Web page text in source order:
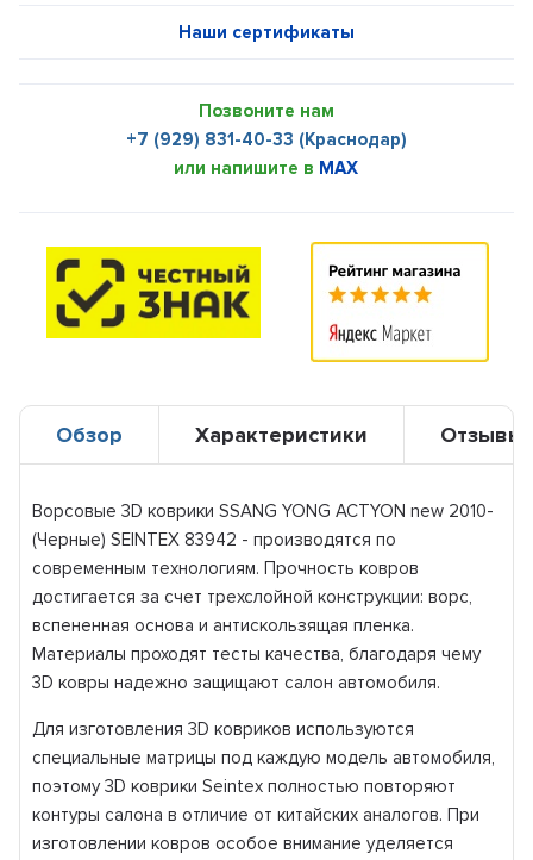
Наши сертификаты
Позвоните нам
+7 (929) 831-40-33 (Краснодар)
или напишите в MAX
Обзор Характеристики Отзывы
Ворсовые 3D коврики SSANG YONG ACTYON new 2010-
(Черные) SEINTEX 83942 - производятся по
современным технологиям. Прочность ковров
достигается за счет трехслойной конструкции: ворс,
вспененная основа и антискользящая пленка.
Материалы проходят тесты качества, благодаря чему
3D ковры надежно защищают салон автомобиля.
Для изготовления 3D ковриков используются
специальные матрицы под каждую модель автомобиля,
поэтому 3D коврики Seintex полностью повторяют
контуры салона в отличие от китайских аналогов. При
изготовлении ковров особое внимание уделяется